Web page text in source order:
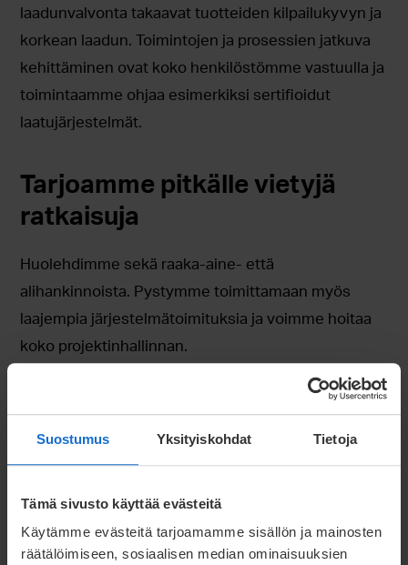
Suostumus Yksityiskohdat Tietoja
Tämä sivusto käyttää evästeitä
Käytämme evästeitä tarjoamamme sisällön ja mainosten
räätälöimiseen, sosiaalisen median ominaisuuksien
laadunvalvonta takaavat tuotteiden kilpailukyvyn ja
korkean laadun. Toimintojen ja prosessien jatkuva
kehittäminen ovat koko henkilöstömme vastuulla ja
toimintaamme ohjaa esimerkiksi sertifioidut
laatujärjestelmät.
Tarjoamme pitkälle vietyjä
ratkaisuja
Huolehdimme sekä raaka-aine- että
alihankinnoista. Pystymme toimittamaan myös
laajempia järjestelmätoimituksia ja voimme hoitaa
koko projektinhallinnan.